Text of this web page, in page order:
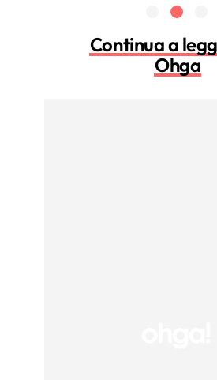
Continua a
Ohga